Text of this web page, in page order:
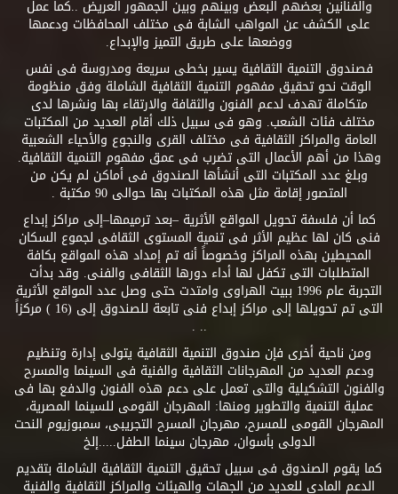
والفنانين بعضهم البعض وبينهم وبين الجمهور العريض ..كما عمل
على الكشف عن المواهب الشابة فى مختلف المحافظات ودعمها
ووضعها على طريق التميز والإبداع.
فصندوق التنمية الثقافية يسير بخطى سريعة ومدروسة فى نفس
الوقت نحو تحقيق مفهوم التنمية الثقافية الشاملة وفق منظومة
متكاملة تهدف لدعم الفنون والثقافة والارتقاء بها ونشرها لدى
مختلف فئات الشعب. وهو فى سبيل ذلك أقام العديد من المكتبات
العامة والمراكز الثقافية فى مختلف القرى والنجوع والأحياء الشعبية
وهذا من أهم الأعمال التى تضرب فى عمق مفهوم التنمية الثقافية.
وبلغ عدد المكتبات التى أنشأها الصندوق فى أماكن لم يكن من
المتصور إقامة مثل هذه المكتبات بها حوالى 90 مكتبة .
كما أن فلسفة تحويل المواقع الأثرية –بعد ترميمها–إلى مراكز إبداع
فنى كان لها عظيم الأثر فى تنمية المستوى الثقافى لجموع السكان
المحيطين بهذه المراكز وخصوصاً أنه تم إمداد هذه المواقع بكافة
المتطلبات التى تكفل لها أداء دورها الثقافى والفنى. وقد بدأت
التجربة عام 1996 ببيت الهراوى وامتدت حتى وصل عدد المواقع الأثرية
التى تم تحويلها إلى مراكز إبداع فنى تابعة للصندوق إلى (16 ) مركزاً
.. .
ومن ناحية أخرى فإن صندوق التنمية الثقافية يتولى إدارة وتنظيم
ودعم العديد من المهرجانات الثقافية والفنية فى السينما والمسرح
والفنون التشكيلية والتى تعمل على دعم هذه الفنون والدفع بها فى
عملية التنمية والتطوير ومنها: المهرجان القومى للسينما المصرية،
المهرجان القومى للمسرح، مهرجان المسرح التجريبى، سمبوزيوم النحت
الدولى بأسوان، مهرجان سينما الطفل.....إلخ
كما يقوم الصندوق فى سبيل تحقيق التنمية الثقافية الشاملة بتقديم
الدعم المادى للعديد من الجهات والهيئات والمراكز الثقافية والفنية